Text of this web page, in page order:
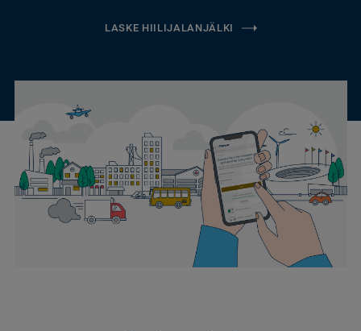
LASKE HIILIJALANJÄLKI